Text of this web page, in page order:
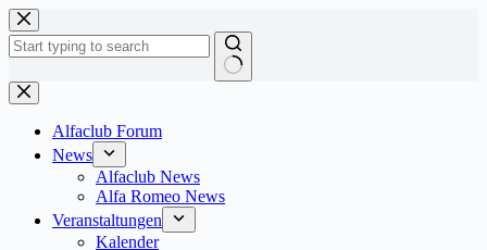
Zum
Inhalt
springen
Keine
Ergebnisse
Alfaclub Forum
News
Alfaclub News
Alfa Romeo News
Veranstaltungen
Kalender